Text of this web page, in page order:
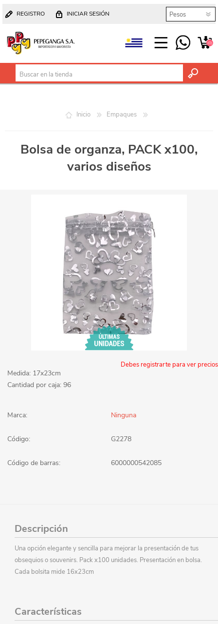
REGISTRO INICIAR SESIÓN
(0)
Inicio Empaques
Bolsa de organza, PACK x100,
varios diseños
Debes registrarte para ver precios
Medida: 17x23cm
Cantidad por caja: 96
Marca: Ninguna
Código: G2278
Código de barras: 6000000542085
Descripción
Una opción elegante y sencilla para mejorar la presentación de tus
obsequios o souvenirs. Pack x100 unidades. Presentación en bolsa.
Cada bolsita mide 16x23cm
Características